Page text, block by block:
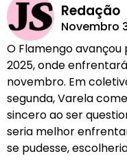
Redação
Novembro
O Flamengo
2025, onde
novembro. Em
segunda, Varela
sincero ao ser
seria melhor
se pudesse,